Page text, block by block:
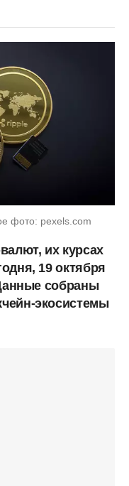
фото: pexels.com
их курсах
19 октября
собраны
экосистемы